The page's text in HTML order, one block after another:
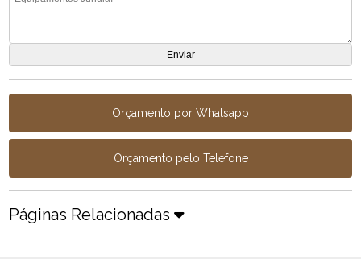
Orçamento por Whatsapp
Orçamento pelo Telefone
Páginas Relacionadas